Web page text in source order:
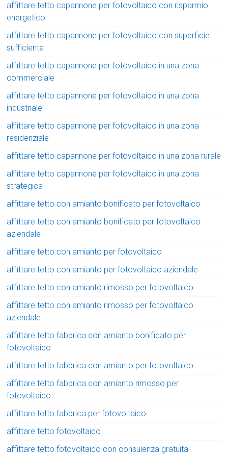
affittare tetto capannone per fotovoltaico con risparmio
energetico
affittare tetto capannone per fotovoltaico con superficie
sufficiente
affittare tetto capannone per fotovoltaico in una zona
commerciale
affittare tetto capannone per fotovoltaico in una zona
industriale
affittare tetto capannone per fotovoltaico in una zona
residenziale
affittare tetto capannone per fotovoltaico in una zona rurale
affittare tetto capannone per fotovoltaico in una zona
strategica
affittare tetto con amianto bonificato per fotovoltaico
affittare tetto con amianto bonificato per fotovoltaico
aziendale
affittare tetto con amianto per fotovoltaico
affittare tetto con amianto per fotovoltaico aziendale
affittare tetto con amianto rimosso per fotovoltaico
affittare tetto con amianto rimosso per fotovoltaico
aziendale
affittare tetto fabbrica con amianto bonificato per
fotovoltaico
affittare tetto fabbrica con amianto per fotovoltaico
affittare tetto fabbrica con amianto rimosso per
fotovoltaico
affittare tetto fabbrica per fotovoltaico
affittare tetto fotovoltaico
affittare tetto fotovoltaico con consulenza gratuita